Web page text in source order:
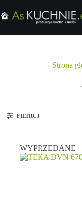
Strona
FILTRUJ
WYPRZEDANE